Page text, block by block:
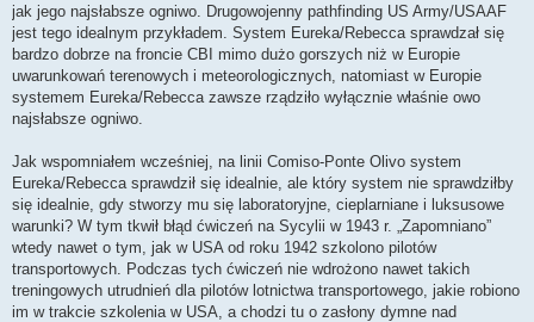
jak jego najsłabsze ogniwo. Drugowojenny pathfinding US Army/USAAF
jest tego idealnym przykładem. System Eureka/Rebecca sprawdzał się
bardzo dobrze na froncie CBI mimo dużo gorszych niż w Europie
uwarunkowań terenowych i meteorologicznych, natomiast w Europie
systemem Eureka/Rebecca zawsze rządziło wyłącznie właśnie owo
najsłabsze ogniwo.
Jak wspomniałem wcześniej, na linii Comiso-Ponte Olivo system
Eureka/Rebecca sprawdził się idealnie, ale który system nie sprawdziłby
się idealnie, gdy stworzy mu się laboratoryjne, cieplarniane i luksusowe
warunki? W tym tkwił błąd ćwiczeń na Sycylii w 1943 r. „Zapomniano”
wtedy nawet o tym, jak w USA od roku 1942 szkolono pilotów
transportowych. Podczas tych ćwiczeń nie wdrożono nawet takich
treningowych utrudnień dla pilotów lotnictwa transportowego, jakie robiono
im w trakcie szkolenia w USA, a chodzi tu o zasłony dymne nad